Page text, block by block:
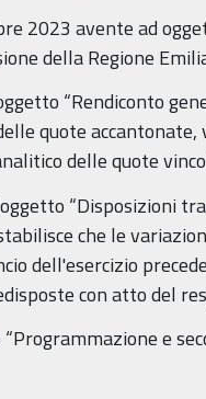
2023 avente ad
della Regione
“Rendiconto
quote
delle quote
“Disposizioni
che le
dell'esercizio
con atto del
e